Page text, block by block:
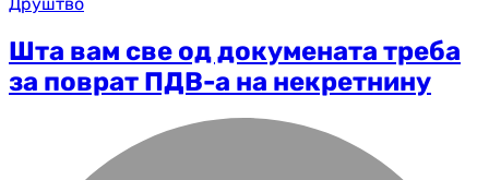
Шта вам све од докумената треба
за поврат ПДВ-а на некретнину